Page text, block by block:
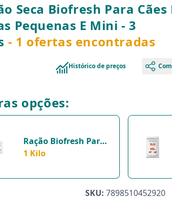
Seca Biofresh Para
Pequenas E Mini - 3
- 1 ofertas encontradas
Histórico de preços
opções:
Ração Biofresh Para
Cães Filhotes De
- 1 Kilo
1 Kilo
SKU: 7898510452920